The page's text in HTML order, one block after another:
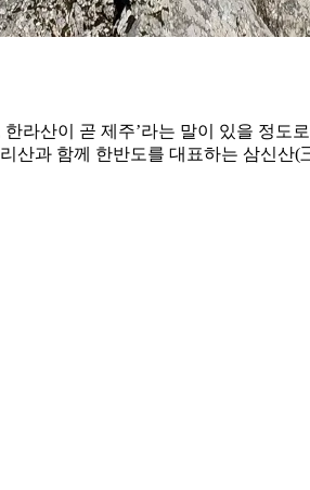
라산이 곧 제주’라는 말이 있을 정
과 함께 한반도를 대표하는 삼신산